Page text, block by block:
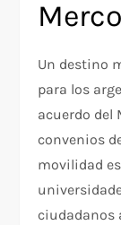
Un destino
para los
acuerdo del
convenios
movilidad
ciudadanos